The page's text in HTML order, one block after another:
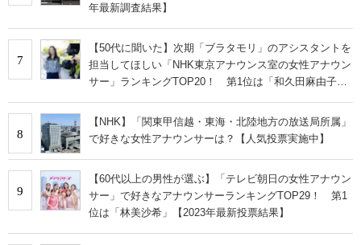
年最新調査結果】
7
【50代に聞いた】次期「ブラタモリ」のアシスタントを
担当してほしい「NHK東京アナウンス室の女性アナウン
サー」ランキングTOP20！ 第1位は「和久田麻由子」
8
【NHK】「関東甲信越・東海・北陸地方の放送局所属」
で好きな女性アナウンサーは？【人気投票実施中】
9
【60代以上の男性が選ぶ】「テレビ朝日の女性アナウン
サー」で好きなアナウンサーランキングTOP29！ 第1
位は「林美沙希」【2023年最新投票結果】